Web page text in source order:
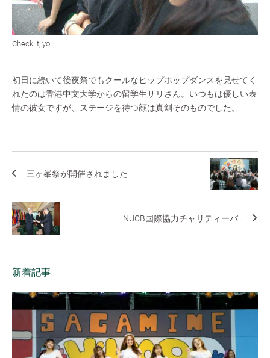
Check it, yo!
初日に続いて後夜祭でもクールなヒップホップダンスを見せてく
れたのは香港中文大学からの留学生サリさん。いつもは優しい表
情の彼女ですが、ステージを待つ顔は真剣そのものでした。
三ヶ峯祭が開催されました
NUCB国際協力チャリティーバ...
新着記事